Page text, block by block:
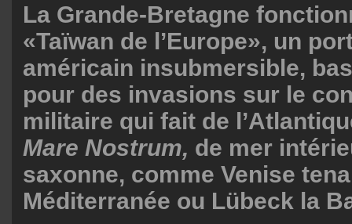
La Grande-Bretagne
«Taïwan de l’Europe», un
américain insubmersible,
pour des invasions sur le
militaire qui fait de
Mare Nostrum, de mer
saxonne, comme Venise
Méditerranée ou Lübeck la